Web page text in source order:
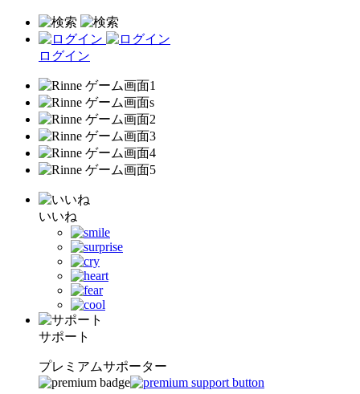
ログイン
いいね
サポート
プレミアムサポーター